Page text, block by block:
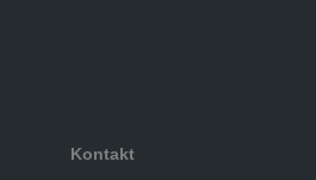
Kontakt